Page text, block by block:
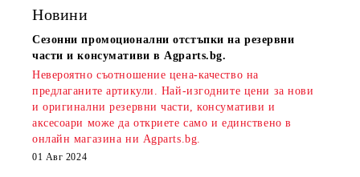
Новини
Сезонни промоционални отстъпки на резервни
части и консумативи в Agparts.bg.
Невероятно съотношение цена-качество на
предлаганите артикули. Най-изгодните цени за нови
и оригинални резервни части, консумативи и
аксесоари може да откриете само и единствено в
онлайн магазина ни Agparts.bg.
01 Авг 2024